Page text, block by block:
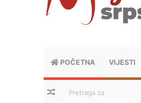
POČETNA VIJESTI
Nasumični tekstovi